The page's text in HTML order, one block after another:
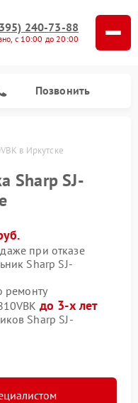
240-73-88
с 10:00 до 20:00
Позвонить
в Иркутске
Sharp SJ-
даже при отказе
Sharp SJ-
ремонту
до 3-х лет
Sharp SJ-